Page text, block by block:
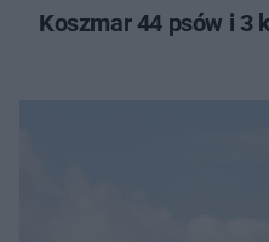
Koszmar 44 psów i 3